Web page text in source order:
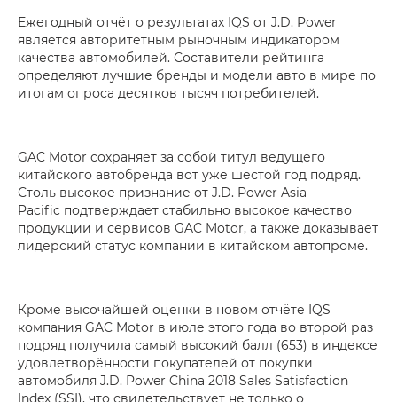
Ежегодный отчёт о результатах IQS от J.D. Power
является авторитетным рыночным индикатором
качества автомобилей. Составители рейтинга
определяют лучшие бренды и модели авто в мире по
итогам опроса десятков тысяч потребителей.
GAC Motor сохраняет за собой титул ведущего
китайского автобренда вот уже шестой год подряд.
Столь высокое признание от J.D. Power Asia
Pacific подтверждает стабильно высокое качество
продукции и сервисов GAC Motor, а также доказывает
лидерский статус компании в китайском автопроме.
Кроме высочайшей оценки в новом отчёте IQS
компания GAC Motor в июле этого года во второй раз
подряд получила самый высокий балл (653) в индексе
удовлетворённости покупателей от покупки
автомобиля J.D. Power China 2018 Sales Satisfaction
Index (SSI), что свидетельствует не только о